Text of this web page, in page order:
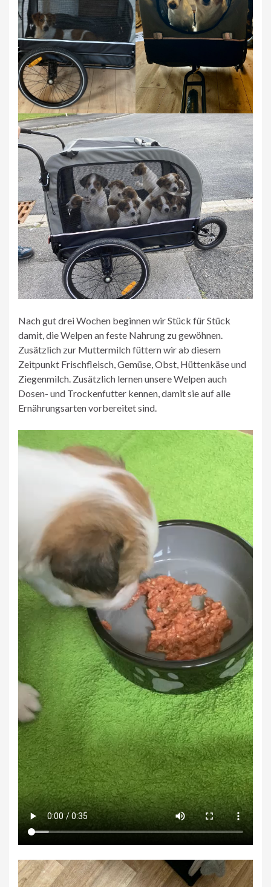
Nach gut drei Wochen beginnen wir Stück für Stück
damit, die Welpen an feste Nahrung zu gewöhnen.
Zusätzlich zur Muttermilch füttern wir ab diesem
Zeitpunkt Frischfleisch, Gemüse, Obst, Hüttenkäse und
Ziegenmilch. Zusätzlich lernen unsere Welpen auch
Dosen- und Trockenfutter kennen, damit sie auf alle
Ernährungsarten vorbereitet sind.